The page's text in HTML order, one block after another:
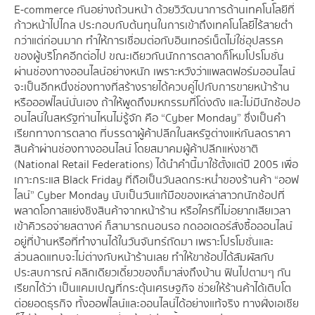
E-commerce กันอย่างถ้วนหน้า ด้วยวิวัฒนาการด้านเทคโนโลยีที่
ก้าวหน้าไปไกล ประกอบกับต้นทุนในการเข้าถึงเทคโนโลยีไร้สายต่ำ
กว่าแต่ก่อนมาก ทำให้การเชื่อมต่อกับอินเทอร์เน็ตไม่ใช่อุปสรรค
ของผู้บริโภคอีกต่อไป ขณะเดียวกันนักการตลาดก็โหมโปรโมชั่น
ผ่านช่องทางออนไลน์อย่างหนัก เพราะหวังว่าแพลตฟอร์มออนไลน์
จะเป็นอีกหนึ่งช่องทางที่สร้างรายได้ควบคู่ไปกับการขายหน้าร้าน
หรือออฟไลน์นั่นเอง ถ้าให้พูดถึงมหกรรมที่โด่งดัง และไม่มีนักช้อปอ
อนไลน์ในสหรัฐท่านไหนไม่รู้จัก คือ “Cyber Monday” ซึ่งเป็นคำ
เรียกทางการตลาด ที่บรรดาผู้ค้าปลีกในสหรัฐต่างแห่กันลดราคา
สินค้าผ่านช่องทางออนไลน์ โดยสมาคมผู้ค้าปลีกแห่งชาติ
(National Retail Federations) ได้นำคำนี้มาใช้ตั้งแต่ปี 2005 เพื่อ
เกาะกระแส Black Friday ที่ถือเป็นวันลดกระหน่ำของร้านค้า “ออฟ
ไลน์” Cyber Monday นับเป็นวันแก้มือของเหล่าสาวกนักช้อปที่
พลาดโอกาสแย่งชิงสินค้าจากหน้าร้าน หรือใครที่ไม่อยากเสียเวลา
เข้าคิวรอจ่ายสตางค์ ก็สามารถนอนรอ กดออเดอร์สั่งซื้อออนไลน์
อยู่ที่บ้านหรือที่ทำงานได้ในวันจันทร์ถัดมา เพราะโปรโมชั่นและ
ส่วนลดแทบจะไม่ต่างกับหน้าร้านเลย ทำให้ขาช้อปได้สัมผัสกับ
ประสบการณ์ คลิกเดียวเดี๋ยวของก็มาส่งถึงบ้าน ฟินไปตามๆ กัน
เรียกได้ว่า เป็นแคมเปญที่กระตุ้นเศรษฐกิจ ช่วยให้ร้านค้าได้เติบโต
ต่อยอดธุรกิจ ทั้งออฟไลน์และออนไลน์ได้อย่างแท้จริง ทางฝั่งเอเชีย